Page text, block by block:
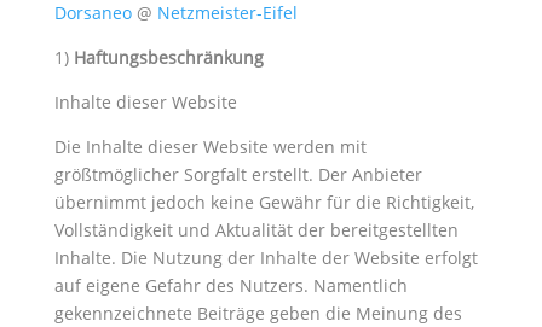
Dorsaneo@ Netzmeister-Eifel
1) Haftungsbeschränkung
Inhalte dieser Website
Die Inhalte dieser Website werden mit
größtmöglicher Sorgfalt erstellt. Der Anbieter
übernimmt jedoch keine Gewähr für die Richtigkeit,
Vollständigkeit und Aktualität der bereitgestellten
Inhalte. Die Nutzung der Inhalte der Website erfolgt
auf eigene Gefahr des Nutzers. Namentlich
gekennzeichnete Beiträge geben die Meinung des